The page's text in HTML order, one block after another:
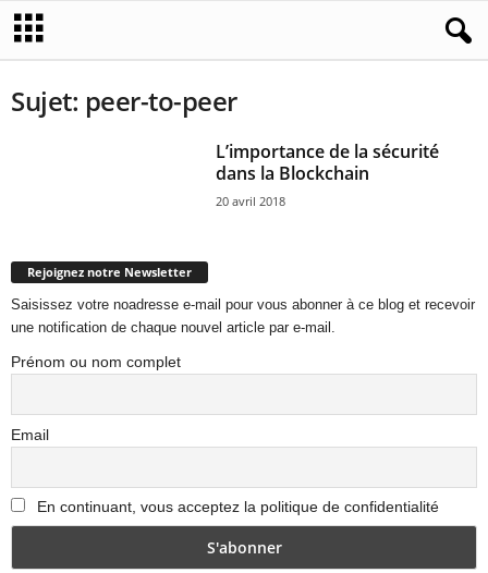
Sujet: peer-to-peer
L’importance de la sécurité
dans la Blockchain
20 avril 2018
Rejoignez notre Newsletter
Saisissez votre noadresse e-mail pour vous abonner à ce blog et recevoir
une notification de chaque nouvel article par e-mail.
Prénom ou nom complet
Email
En continuant, vous acceptez la politique de confidentialité